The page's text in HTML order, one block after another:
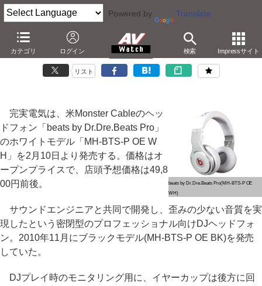
Powered by Translate
カテゴリ ログイン 検索 Impressサイト
MONSTERのDJヘッドフォン「Beats Pro」の新色ホワイト
－実売49,800円。フリップアップ式イヤーカップ採用
リスト
beats by Dr.Dre.Beats Pro(MH-BTS-P OE
WH)
完実電気は、米Monster Cableのヘッ
ドフォン「beats by Dr.Dre.Beats Pro」
のホワイトモデル「MH-BTS-P OE W
H」を2月10日より発売する。価格はオ
ープンプライスで、店頭予想価格は49,8
00円前後。
サウンドエンジニアと共同で開発し、歪みの少ない音質を実
現したという密閉型のプロフェッショナル向けDJヘッドフォ
ン。2010年11月にブラックモデル(MH-BTS-P OE BK)を発売
していた。
DJプレイ時のモニタリング用に、イヤーカップは後方に回